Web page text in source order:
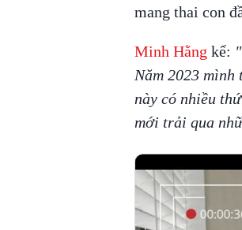
mang thai con
Minh Hằng kể:
Năm 2023
này có nhiều
mới trải qua